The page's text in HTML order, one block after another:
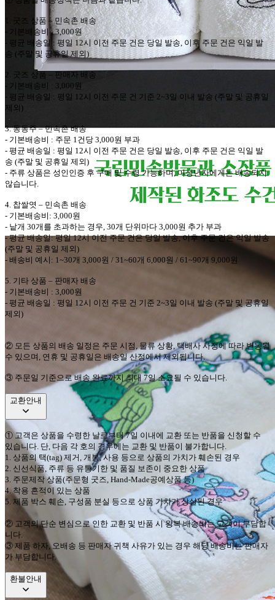
1. 굿즈 상품 – 민속촌배송
- 기본배송비: 3,000원
- 평균 배송일 : 평일 12시 이전 주문 건은 당일 발송 이후 주문 건은 익일 발
송 ( 주말 및 공휴일 제외)
2. 굿즈 상품– 판매자 배송
- 기본배송비 : 3,000원
- 평균 배송일 : 평일 12시 이전 주문 건 기준 2~3일 이내 발송 (주말 및 공휴일
제외 )
3.동동주–민속촌배송
- 기본배송비 : 주문 1 건당 3,000원 부과
- 평균 배송일 : 평일 12시 이전 주문 건은 당일 발송 이후 주문 건은 익일 발
송 (주말 및 공휴일 제외)
- 주류 상품은 성인인증 후 구매 및 수령 가능하며,미성년자에게는 배송되지
않습니다
4. 찹쌀엿 – 민속촌 배송
- 기본배송비 : 3,000원
- 낱개 30개를 초과하는 경우 , 30개 단위마다 3,000원 추가 부과
-평균 배송일:평일12시 이전 주문 건은 당일 발송,이후 주문 건은 익일 발송
(주말 및 공휴일 제외)
- 배송비 예시 : 1~30개 3,000원 / 31~60개 6,000원 / 61~90개 9,000원
5. 기타 상품 – 판매자 배송
- 기본배송비 : 3,000원
- 평균 배송일 : 평일 12시 이전 주문 건 기준 2~3일 이내 발송 (주말 및 공휴일
제외)
② 모든 상품의 배송 일정은 주문 시점 ,물류 상황 택배사 사정에 따라 변동될
수 있으며 연휴 및 공휴일은 배송일 산정에서 제외됩니다.
③ 주문일 기준으로 배송 완료까지 최대 7일 소요될 수 있습니다.
교환안내
①고객은 상품을 수령한 날로부터7일 이내에 교환 또는 반품을 신청할 수
있습니다 단 다음 각 호의 경우에는 교환 및 반품이 불가합니다
1. 상품의 택(tag) 제거 개봉,사용 등으로 상품의 가치가 훼손된 경우
2. 신선식품 주류 등 유통기한 및 품질 보존이 중요한 상품
3. 주문제작 상품(주문형 굿즈 , Hand-Made공예상품 등)
4.착용 흔적이 있는 상품
5. 제품 박스 훼손 구성품 분실 등으로 상품 가치가 상실된 경우
② 고객의 단순 변심으로 인한 교환 및 반품 시 왕복 배송비는 고객이 부담합
니다
③ 제품 하자,오배송 등 판매자 귀책 사유가 있는 경우 해당 배송비는 판매자
가 부담합니다.
환불안내